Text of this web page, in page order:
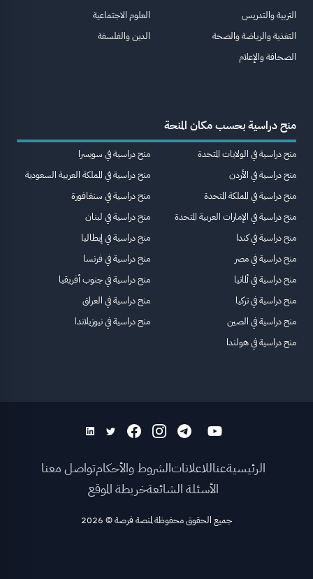
التربية والتدريس
التغذية والرياضة والصحة
الصحافة والإعلام
العلوم الاجتماعية
الدين والفلسفة
منح دراسية بحسب مكان المنحة
منح دراسية في الولايات المتحدة
منح دراسية في الأردن
منح دراسية في المملكة المتحدة
منح دراسية في الإمارات العربية المتحدة
منح دراسية في كندا
منح دراسية في مصر
منح دراسية في ألمانيا
منح دراسية في تركيا
منح دراسية في الصين
منح دراسية في هولندا
منح دراسية في سويسرا
منح دراسية في المملكة العربية السعودية
منح دراسية في سنغافورة
منح دراسية في لبنان
منح دراسية في إيطاليا
منح دراسية في فرنسا
منح دراسية في جنوب أفريقيا
منح دراسية في العراق
منح دراسية في نيوزيلاندا
الرئيسيةعناللاعلاناتالشروط والأحكامتواصل معنا
الأسئلة الشائعةخريطة الموقع
جميع الحقوق محفوظة لمنصة فرصة©
2026